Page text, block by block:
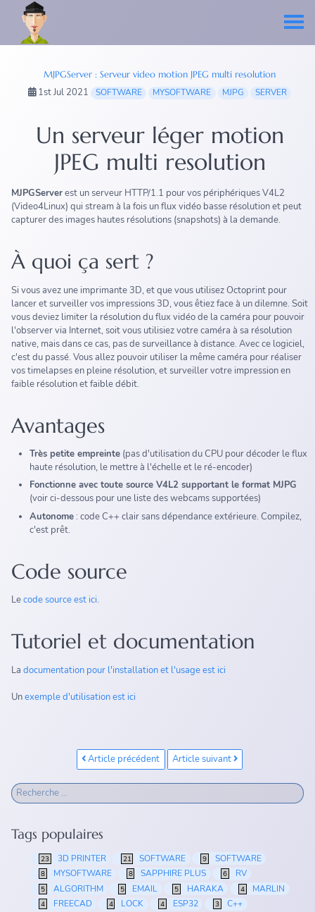
MJPGServer : Serveur video motion JPEG multi resolution
1st Jul 2021 SOFTWARE MYSOFTWARE MJPG SERVER
Un serveur léger motion
JPEG multi resolution
MJPGServerest un serveur HTTP/1.1 pour vos périphériques V4L2
(Video4Linux) qui stream à la fois un flux vidéo basse résolution et peut
capturer des images hautes résolutions (snapshots) à la demande.
À quoi ça sert ?
Si vous avez une imprimante 3D, et que vous utilisez Octoprint pour
lancer et surveiller vos impressions 3D, vous êtiez face à un dilemne. Soit
vous deviez limiter la résolution du flux vidéo de la caméra pour pouvoir
l'observer via Internet, soit vous utilisiez votre caméra à sa résolution
native, mais dans ce cas, pas de surveillance à distance. Avec ce logiciel,
c'est du passé. Vous allez pouvoir utiliser la même caméra pour réaliser
vos timelapses en pleine résolution, et surveiller votre impression en
faible résolution et faible débit.
Avantages
Très petite empreinte(pas d'utilisation du CPU pour décoder le flux
haute résolution, le mettre à l'échelle et le ré-encoder)
Fonctionne avec toute source V4L2 supportant le format MJPG
(voir ci-dessous pour une liste des webcams supportées)
Autonome: code C++ clair sans dépendance extérieure. Compilez,
c'est prêt.
Code source
Lecode source est ici.
Tutoriel et documentation
La documentation pour l'installation et l'usage est ici
Unexemple d'utilisation est ici
Article précédent Article suivant
Tags populaires
23 3D PRINTER 21 SOFTWARE 9 SOFTWARE
8 MYSOFTWARE 8 SAPPHIRE PLUS 6 RV
5 ALGORITHM 5 EMAIL 5 HARAKA 4 MARLIN
4 FREECAD 4 LOCK 4 ESP32 3 C++